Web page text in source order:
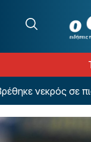
νεκρός σε πισίνα